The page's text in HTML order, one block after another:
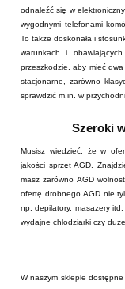
odnaleźć się w
wygodnymi telefonami
To także doskonała i
warunkach i
przeszkodzie, aby mieć
stacjonarne, zarówno
sprawdzić m.in. w
Szeroki
Musisz wiedzieć, że w
jakości sprzęt AGD.
masz zarówno AGD
ofertę drobnego AGD nie
np. depilatory, masażery
wydajne chłodziarki czy
W naszym sklepie